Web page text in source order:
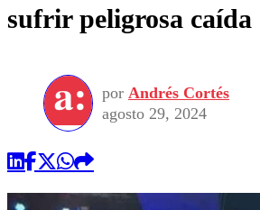
sufrir peligrosa caída
por Andrés Cortés
agosto 29, 2024